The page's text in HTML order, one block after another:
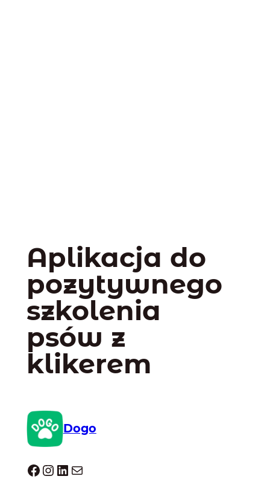
Aplikacja do
pozytywnego
szkolenia
psów z
klikerem
Dogo
Dogo facebook InstagramLinkedIn Mail